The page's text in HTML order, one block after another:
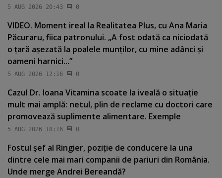
5 AUG 2026 20:43 0
VIDEO. Moment ireal la Realitatea Plus, cu Ana Maria
Păcuraru, fiica patronului. „A fost odată ca niciodată
o ţară aşezată la poalele munţilor, cu mine adânci şi
oameni harnici...”
5 AUG 2026 12:16 0
Cazul Dr. Ioana Vitamina scoate la iveală o situaţie
mult mai amplă: netul, plin de reclame cu doctori care
promovează suplimente alimentare. Exemple
5 AUG 2026 18:16 0
Fostul şef al Ringier, poziţie de conducere la una
dintre cele mai mari companii de pariuri din România.
Unde merge Andrei Bereandă?